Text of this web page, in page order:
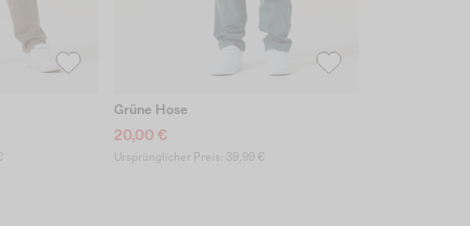
Grüne Hose
20,00 €
Ursprünglicher Preis: 39,99 €